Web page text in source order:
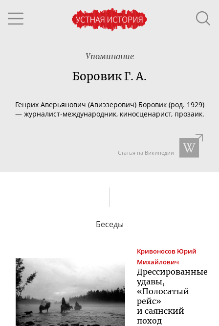
Упоминание
Боровик Г. А.
Генрих Аверьянович (Авиэзерович) Боровик (род. 1929)
— журналист-международник, киносценарист, прозаик.
Статья на Википедии
Беседы
Кривоносов Юрий
Михайлович
Дрессированные
удавы,
«Полосатый
рейс»
и саянский
поход